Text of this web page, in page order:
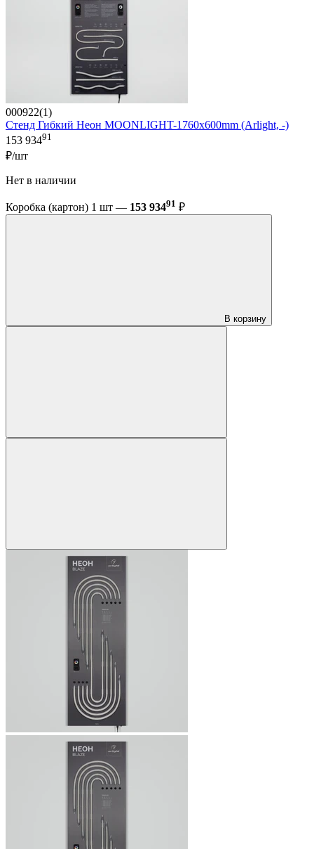
000922(1)
Стенд Гибкий Неон MOONLIGHT-1760x600mm (Arlight, -)
153 93491
₽/шт
Нет в наличии
Коробка (картон) 1 шт — 153 93491 ₽
В корзину